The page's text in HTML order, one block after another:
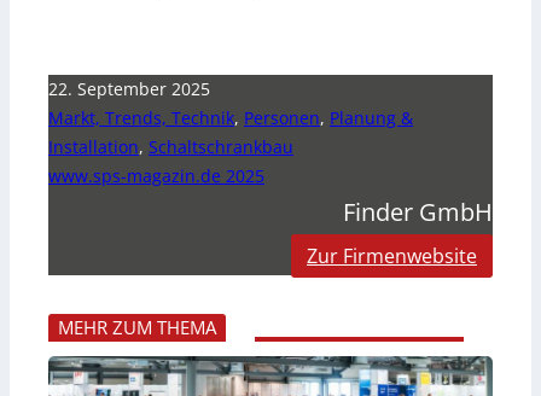
22. September 2025
Markt, Trends, Technik, Personen, Planung &
Installation, Schaltschrankbau
www.sps-magazin.de 2025
Finder GmbH
Zur Firmenwebsite
MEHR ZUM THEMA